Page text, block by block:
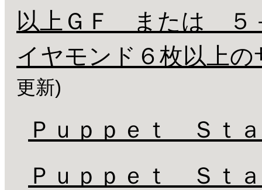
以上ＧＦ または ５
イヤモンド６枚以上
更新)
Ｐｕｐｐｅｔ Ｓｔ
Ｐｕｐｐｅｔ Ｓｔ